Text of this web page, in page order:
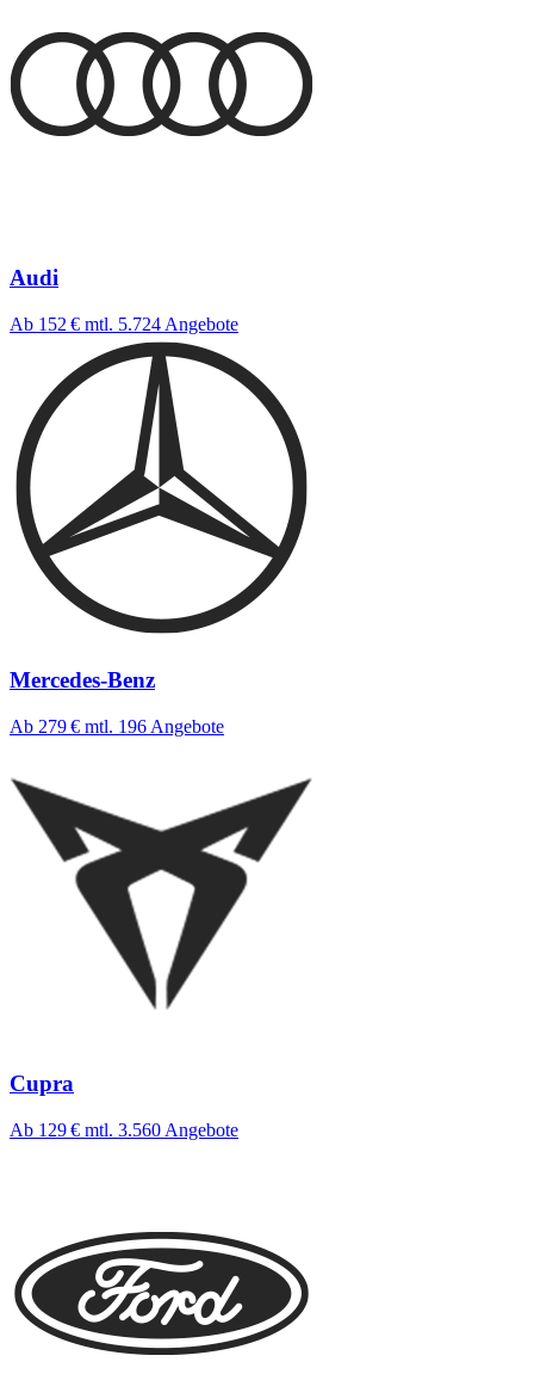
Audi
Ab 152 € mtl. 5.724 Angebote
Mercedes-Benz
Ab 279 € mtl. 196 Angebote
Cupra
Ab 129 € mtl. 3.560 Angebote